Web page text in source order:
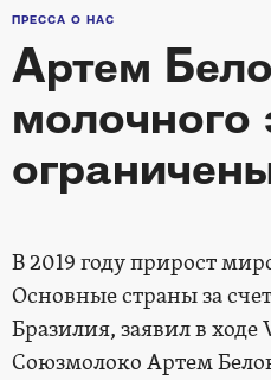
ПРЕССА О НАС
Артем
молочного
В 2019 году прирост
Основные страны за
Бразилия, заявил в
Союзмолоко Артем